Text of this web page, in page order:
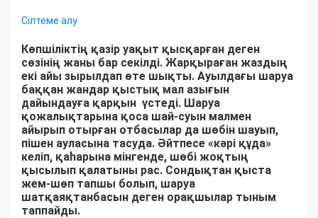
Сілтеме алу
Көпшіліктің қазір уақыт қысқарған деген
сөзінің жаны бар секілді. Жарқыраған жаздың
екі айы зырылдап өте шықты. Ауылдағы шаруа
баққан жандар қыстық мал азығын
дайындауға қарқын үстеді. Шаруа
қожалықтарына қоса шай-суын малмен
айырып отырған отбасылар да шөбін шауып,
пішен ауласына тасуда. Әйтпесе «кәрі құда»
келіп, қаһарына мінгенде, шөбі жоқтың
қысылып қалатыны рас. Сондықтан қыста
жем-шөп тапшы болып, шаруа
шатқаяқтанбасын деген орақшылар тыным
таппайды.